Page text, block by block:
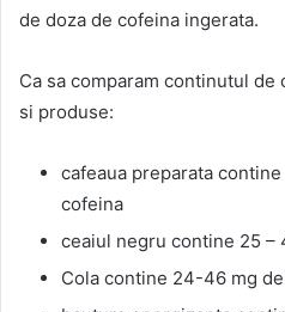
de doza de cofeina ingerata.
Ca sa comparam continutul
si produse:
cafeaua preparata
cofeina
ceaiul negru contine 25 –
Cola contine 24-46 mg